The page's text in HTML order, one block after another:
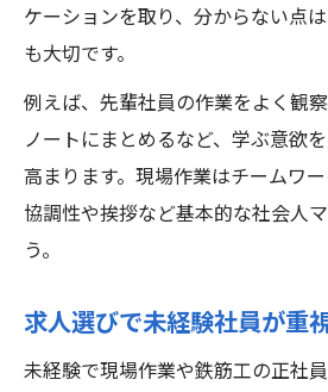
ケーションを取り、分からない点
も大切です。
例えば、先輩社員の作業をよく観
ノートにまとめるなど、学ぶ意欲
高まります。現場作業はチームワ
協調性や挨拶など基本的な社会人
う。
求人選びで未経験社員が重
未経験で現場作業や鉄筋工の正社